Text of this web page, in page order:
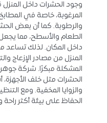
وجود الحشرات داخل المنزل
المرغوبة، خاصة في
والرطوبة. كما أن بعض
الطعام والأسطح، مما
داخل المكان. لذلك تساعد
المنزل من مصادر الإزعاج
المشكلة مبكرًا. شركة
الحشرات مثل خلف
والزوايا المخفية. ومع
الحفاظ على بيئة أكثر راحة